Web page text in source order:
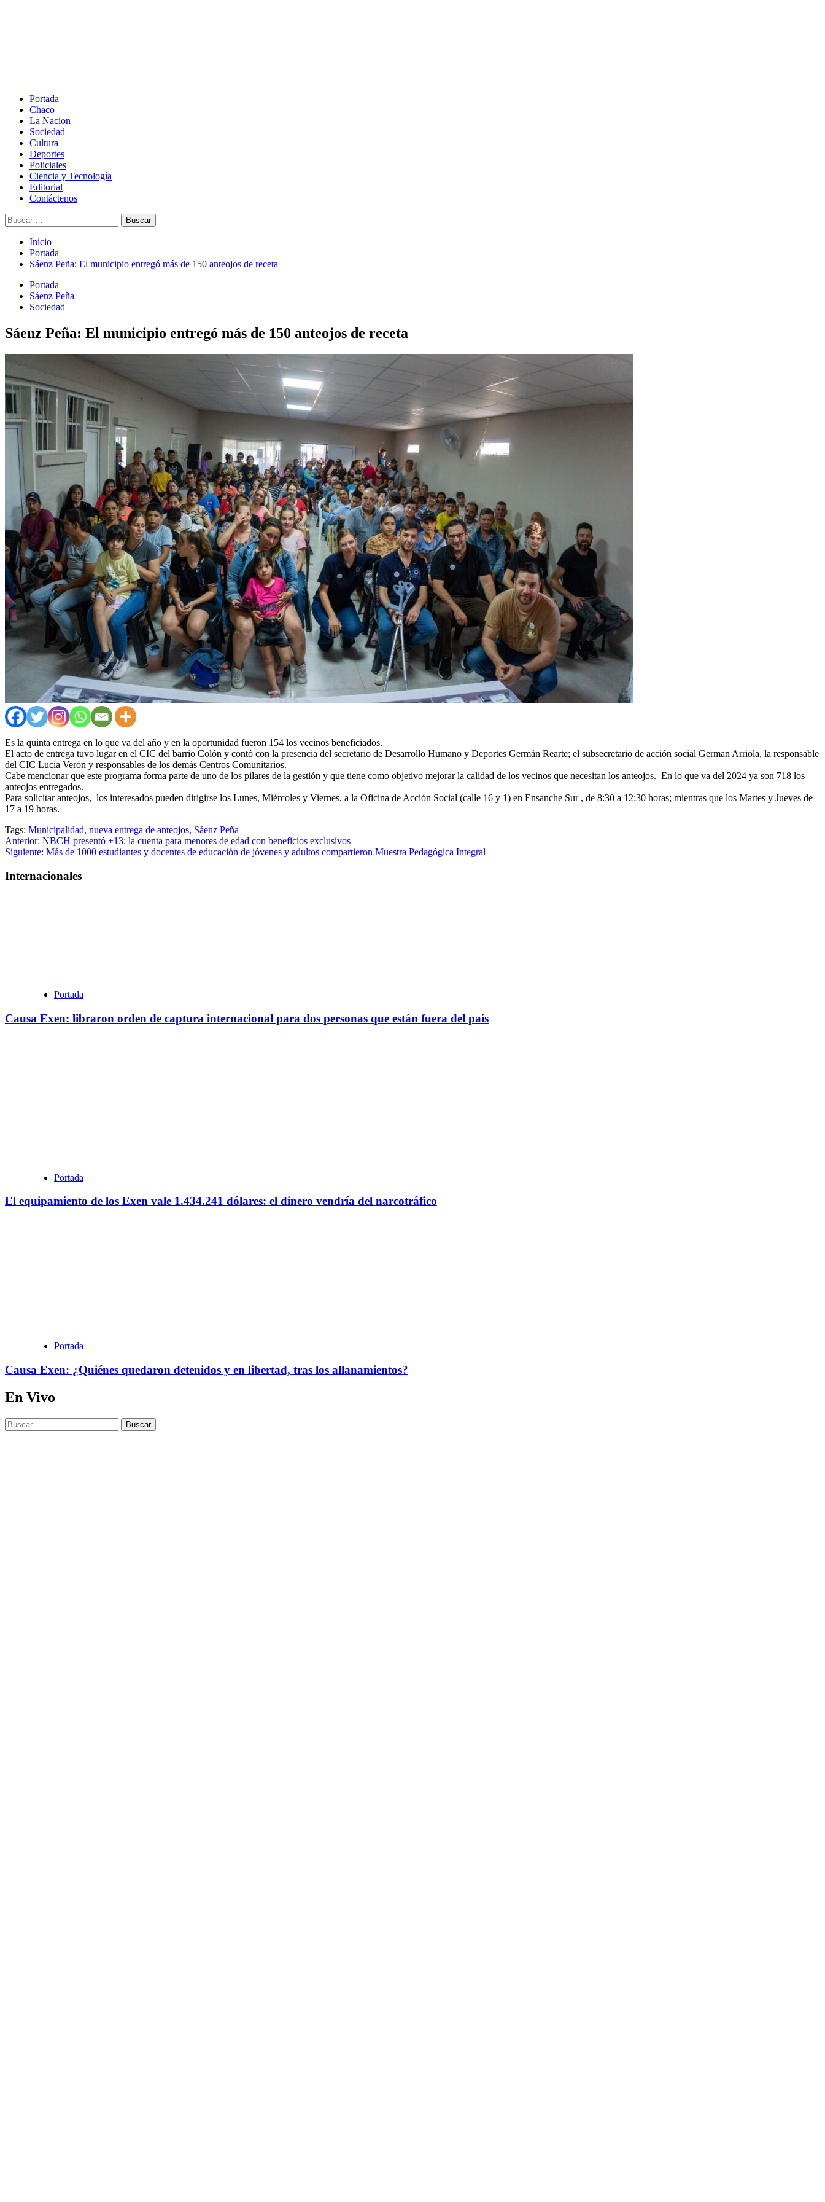
Portada
Chaco
La Nacion
Sociedad
Cultura
Deportes
Policiales
Ciencia y Tecnología
Editorial
Contáctenos
Buscar:
Inicio
Portada
Sáenz Peña: El municipio entregó más de 150 anteojos de receta
Portada
Sáenz Peña
Sociedad
Sáenz Peña: El municipio entregó más de 150 anteojos de receta
Es la quinta entrega en lo que va del año y en la oportunidad fueron 154 los vecinos beneficiados.
El acto de entrega tuvo lugar en el CIC del barrio Colón y contó con la presencia del secretario de Desarrollo Humano y Deportes Germán Rearte; el subsecretario de acción social German Arriola, la responsable
del CIC Lucía Verón y responsables de los demás Centros Comunitarios.
Cabe mencionar que este programa forma parte de uno de los pilares de la gestión y que tiene como objetivo mejorar la calidad de los vecinos que necesitan los anteojos. En lo que va del 2024 ya son 718 los
anteojos entregados.
Para solicitar anteojos, los interesados pueden dirigirse los Lunes, Miércoles y Viernes, a la Oficina de Acción Social (calle 16 y 1) en Ensanche Sur , de 8:30 a 12:30 horas; mientras que los Martes y Jueves de
17 a 19 horas.
Tags: Municipalidad, nueva entrega de anteojos, Sáenz Peña
Navegación
de
entradas
Anterior: NBCH presentó +13: la cuenta para menores de edad con beneficios exclusivos
Siguiente: Más de 1000 estudiantes y docentes de educación de jóvenes y adultos compartieron Muestra Pedagógica Integral
Internacionales
Portada
Causa Exen: libraron orden de captura internacional para dos personas que están fuera del país
Portada
El equipamiento de los Exen vale 1.434.241 dólares: el dinero vendría del narcotráfico
Portada
Causa Exen: ¿Quiénes quedaron detenidos y en libertad, tras los allanamientos?
En Vivo
Buscar: